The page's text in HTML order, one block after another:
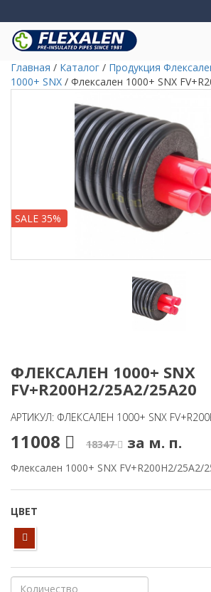
Главная / Каталог / Продукция
1000+ SNX / Флексален 1000+ SNX
SALE 35%
ФЛЕКСАЛЕН 1000+ SNX
FV+R200H2/25A2/25A20
АРТИКУЛ: ФЛЕКСАЛЕН 1000+ SNX
11008 18347 за м. п.
Флексален 1000+ SNX FV+R200H2/25A2/
ЦВЕТ